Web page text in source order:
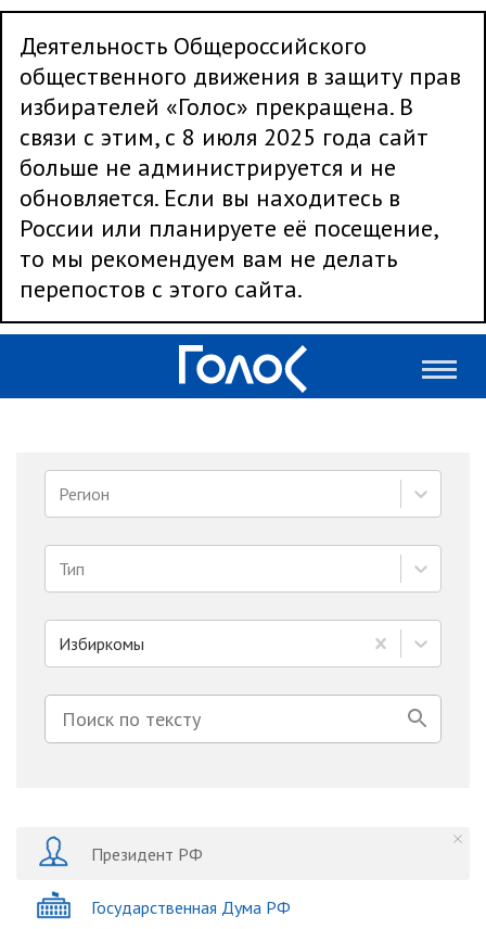
Деятельность Общероссийского
общественного движения в защиту прав
избирателей «Голос» прекращена. В
связи с этим, с 8 июля 2025 года сайт
больше не администрируется и не
обновляется. Если вы находитесь в
России или планируете её посещение,
то мы рекомендуем вам не делать
перепостов с этого сайта.
Регион
Тип
Избиркомы
Президент РФ
Государственная Дума РФ